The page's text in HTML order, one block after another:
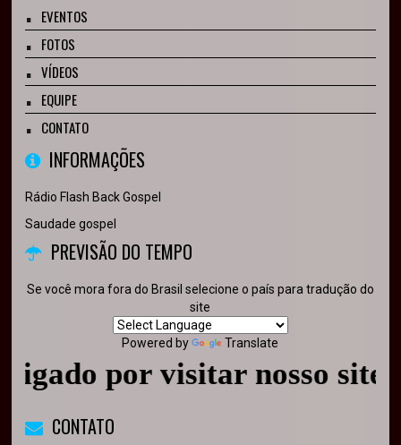
EVENTOS
FOTOS
VÍDEOS
EQUIPE
CONTATO
INFORMAÇÕES
Rádio Flash Back Gospel
Saudade gospel
PREVISÃO DO TEMPO
Se você mora fora do Brasil selecione o país para tradução do
site
Powered by Translate
por visitar nosso site -
CONTATO